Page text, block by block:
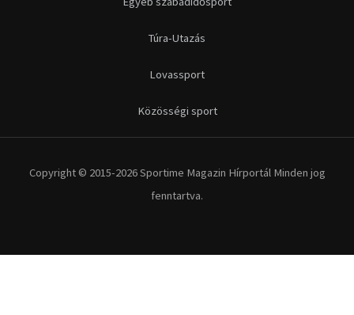
Túra-Utazás
Lovassport
Közösségi sport
Copyright © 2015-2026 Sportime Magazin Hírportál Minden jog
fenntartva.